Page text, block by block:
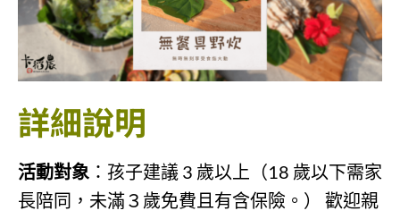
詳細說明
活動對象 ：孩子建議 3 歲以上（18 歲以下需家
長陪同，未滿３歲免費且有含保險。） 歡迎親